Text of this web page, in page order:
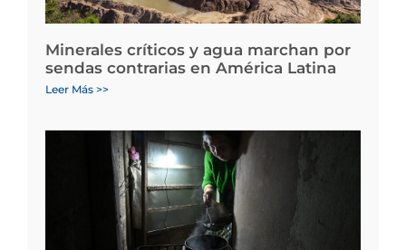
Minerales críticos y agua marchan por
sendas contrarias en América Latina
Leer Más >>